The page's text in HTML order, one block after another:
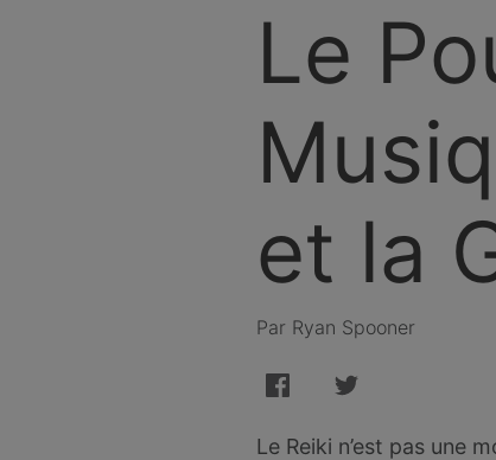
Le
et la
Par Ryan Spooner
Le Reiki n’est pas une